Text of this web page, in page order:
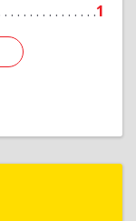
1